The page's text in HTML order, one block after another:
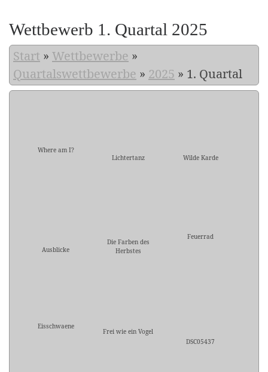
Wettbewerb 1. Quartal 2025
Start » Wettbewerbe »
Quartalswettbewerbe » 2025 » 1. Quartal
Where am I?
Lichtertanz
Wilde Karde
Ausblicke
Die Farben des
Herbstes
Feuerrad
Eisschwaene
Frei wie ein Vogel
DSC05437